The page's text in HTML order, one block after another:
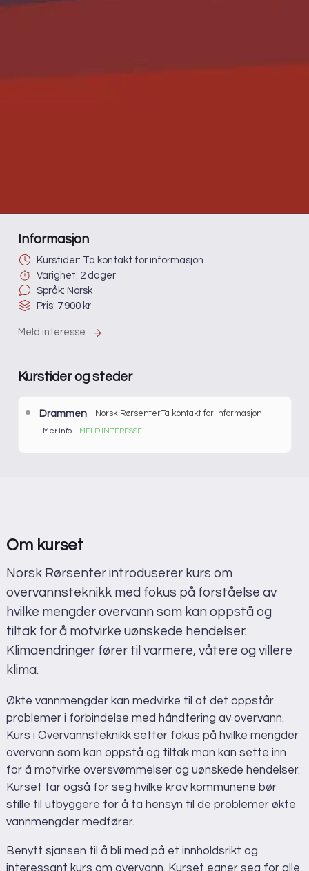
Kurstider og steder
Drammen Norsk RørsenterTa kontakt for informasjon
Mer info MELD INTERESSE
Språk: Norsk
Norsk Rørsenter
Scheitlies gate 14
3045 Drammen
Vis i Google Maps
Informasjon
Kurstider: Ta kontakt for informasjon
Varighet: 2 dager
Språk: Norsk
Pris: 7 900 kr
Meld interesse
Om kurset
Norsk Rørsenter introduserer kurs om
overvannsteknikk med fokus på forståelse av
hvilke mengder overvann som kan oppstå og
tiltak for å motvirke uønskede hendelser.
Klimaendringer fører til varmere, våtere og villere
klima.
Økte vannmengder kan medvirke til at det oppstår
problemer i forbindelse med håndtering av overvann.
Kurs i Overvannsteknikk setter fokus på hvilke mengder
overvann som kan oppstå og tiltak man kan sette inn
for å motvirke oversvømmelser og uønskede hendelser.
Kurset tar også for seg hvilke krav kommunene bør
stille til utbyggere for å ta hensyn til de problemer økte
vannmengder medfører.
Benytt sjansen til å bli med på et innholdsrikt og
interessant kurs om overvann. Kurset egner seg for alle